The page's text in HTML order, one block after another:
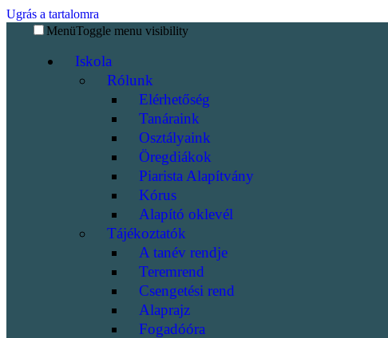
Ugrás a tartalomra
MenüToggle menu visibility
Iskola
Rólunk
Elérhetőség
Tanáraink
Osztályaink
Öregdiákok
Piarista Alapítvány
Kórus
Alapító oklevél
Tájékoztatók
A tanév rendje
Teremrend
Csengetési rend
Alaprajz
Fogadóóra